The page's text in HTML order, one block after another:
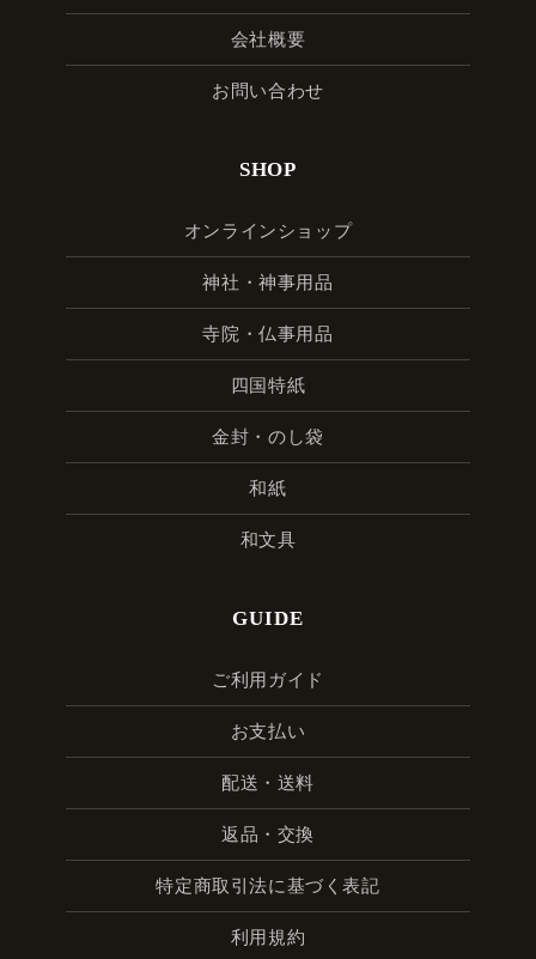
会社概要
お問い合わせ
SHOP
オンラインショップ
神社・神事用品
寺院・仏事用品
四国特紙
金封・のし袋
和紙
和文具
GUIDE
ご利用ガイド
お支払い
配送・送料
返品・交換
特定商取引法に基づく表記
利用規約